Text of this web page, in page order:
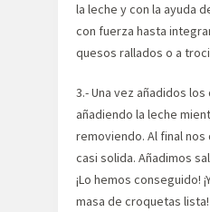
la leche y con la ayuda
con fuerza hasta
quesos rallados o a
3.- Una vez añadidos
añadiendo la leche
removiendo. Al final nos
casi solida. Añadimos
¡Lo hemos conseguido!
masa de croquetas lista!